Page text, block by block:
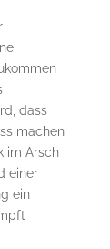
dass
machen
im Arsch
einer
ein